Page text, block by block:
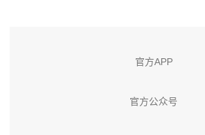
官方APP
官方公众号